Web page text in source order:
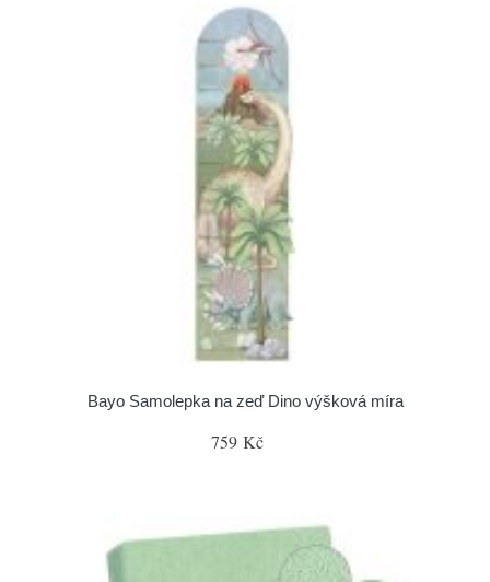
Bayo Samolepka na zeď Dino výšková míra
759 Kč